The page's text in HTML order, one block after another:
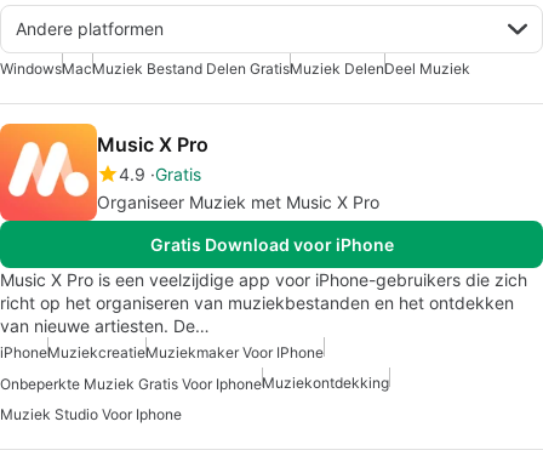
Andere platformen
WindowsMacMuziek Bestand Delen GratisMuziek DelenDeel Muziek
Music X Pro
4.9 Gratis
Organiseer Muziek met Music X Pro
Gratis Download voor iPhone
Music X Pro is een veelzijdige app voor iPhone-gebruikers die zich
richt op het organiseren van muziekbestanden en het ontdekken
van nieuwe artiesten. De…
iPhoneMuziekcreatieMuziekmaker Voor IPhone
Onbeperkte Muziek Gratis Voor IphoneMuziekontdekking
Muziek Studio Voor Iphone